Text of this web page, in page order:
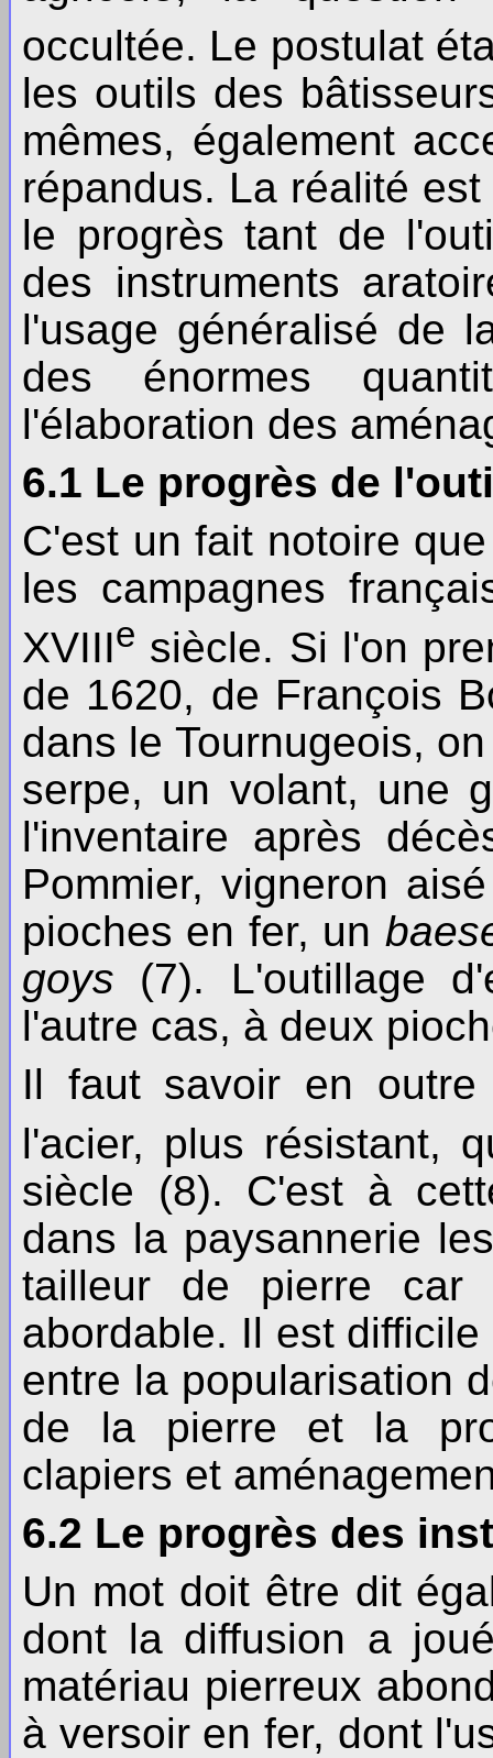
occultée. Le postulat
les outils des
mêmes, également
répandus. La réalité
le progrès tant de
des instruments
l'usage généralisé de
des énormes
l'élaboration des
6.1 Le progrès de
C'est un fait notoire
les campagnes
XVIIIe siècle. Si l'on
de 1620, de François
dans le Tournugeois,
serpe, un volant, une
l'inventaire après
Pommier, vigneron
pioches en fer, un
goys (7). L'outillage
l'autre cas, à deux
Il faut savoir en
l'acier, plus résistant,
siècle (8). C'est à
dans la paysannerie
tailleur de pierre
abordable. Il est
entre la popularisation
de la pierre et la
clapiers et
6.2 Le progrès des
Un mot doit être dit
dont la diffusion a
matériau pierreux
à versoir en fer, dont